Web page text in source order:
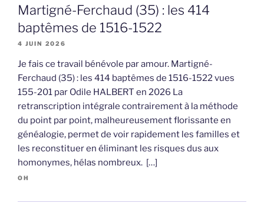
Martigné-Ferchaud (35) : les 414
baptêmes de 1516-1522
4 JUIN 2026
Je fais ce travail bénévole par amour. Martigné-
Ferchaud (35) : les 414 baptêmes de 1516-1522 vues
155-201 par Odile HALBERT en 2026 La
retranscription intégrale contrairement à la méthode
du point par point, malheureusement florissante en
généalogie, permet de voir rapidement les familles et
les reconstituer en éliminant les risques dus aux
homonymes, hélas nombreux. […]
OH